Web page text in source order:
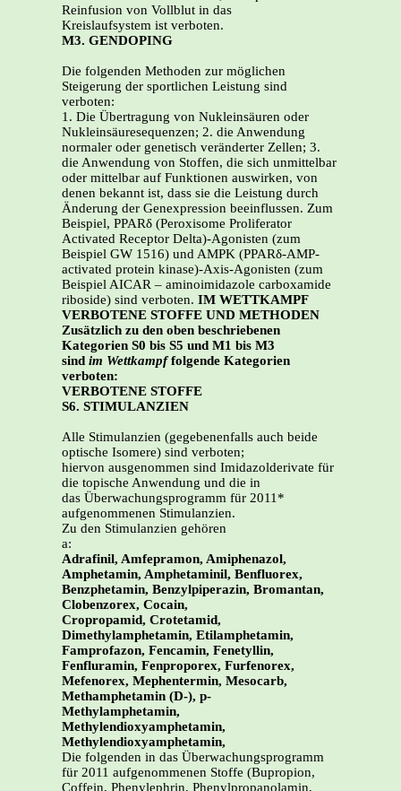
Reinfusion von Vollblut in das
Kreislaufsystem ist verboten.
M3. GENDOPING
Die folgenden Methoden zur möglichen
Steigerung der sportlichen Leistung sind
verboten:
1. Die Übertragung von Nukleinsäuren oder
Nukleinsäuresequenzen; 2. die Anwendung
normaler oder genetisch veränderter Zellen; 3.
die Anwendung von Stoffen, die sich unmittelbar
oder mittelbar auf Funktionen auswirken, von
denen bekannt ist, dass sie die Leistung durch
Änderung der Genexpression beeinflussen. Zum
Beispiel, PPARδ (Peroxisome Proliferator
Activated Receptor Delta)-Agonisten (zum
Beispiel GW 1516) und AMPK (PPARδ-AMP-
activated protein kinase)-Axis-Agonisten (zum
Beispiel AICAR – aminoimidazole carboxamide
riboside) sind verboten. IM WETTKAMPF
VERBOTENE STOFFE UND METHODEN
Zusätzlich zu den oben beschriebenen
Kategorien S0 bis S5 und M1 bis M3
sind im Wettkampffolgende Kategorien
verboten:
VERBOTENE STOFFE
S6. STIMULANZIEN
Alle Stimulanzien (gegebenenfalls auch beide
optische Isomere) sind verboten;
hiervon ausgenommen sind Imidazolderivate für
die topische Anwendung und die in
das Überwachungsprogramm für 2011*
aufgenommenen Stimulanzien.
Zu den Stimulanzien gehören
a:
Adrafinil, Amfepramon, Amiphenazol,
Amphetamin, Amphetaminil, Benfluorex,
Benzphetamin, Benzylpiperazin, Bromantan,
Clobenzorex, Cocain,
Cropropamid, Crotetamid,
Dimethylamphetamin, Etilamphetamin,
Famprofazon, Fencamin, Fenetyllin,
Fenfluramin, Fenproporex, Furfenorex,
Mefenorex, Mephentermin, Mesocarb,
Methamphetamin (D-), p-
Methylamphetamin,
Methylendioxyamphetamin,
Methylendioxyamphetamin,
Die folgenden in das Überwachungsprogramm
für 2011 aufgenommenen Stoffe (Bupropion,
Coffein, Phenylephrin, Phenylpropanolamin,